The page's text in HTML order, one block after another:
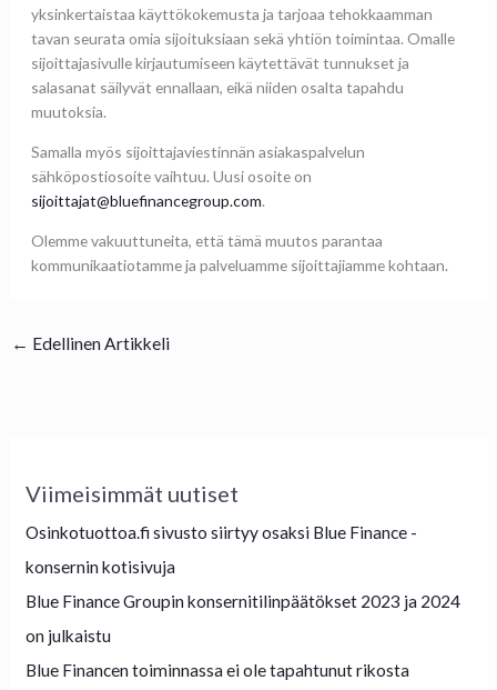
yksinkertaistaa käyttökokemusta ja tarjoaa tehokkaamman
tavan seurata omia sijoituksiaan sekä yhtiön toimintaa. Omalle
sijoittajasivulle kirjautumiseen käytettävät tunnukset ja
salasanat säilyvät ennallaan, eikä niiden osalta tapahdu
muutoksia.
Samalla myös sijoittajaviestinnän asiakaspalvelun
sähköpostiosoite vaihtuu. Uusi osoite on
sijoittajat@bluefinancegroup.com.
Olemme vakuuttuneita, että tämä muutos parantaa
kommunikaatiotamme ja palveluamme sijoittajiamme kohtaan.
← Edellinen Artikkeli
Viimeisimmät uutiset
Osinkotuottoa.fi sivusto siirtyy osaksi Blue Finance -
konsernin kotisivuja
Blue Finance Groupin konsernitilinpäätökset 2023 ja 2024
on julkaistu
Blue Financen toiminnassa ei ole tapahtunut rikosta